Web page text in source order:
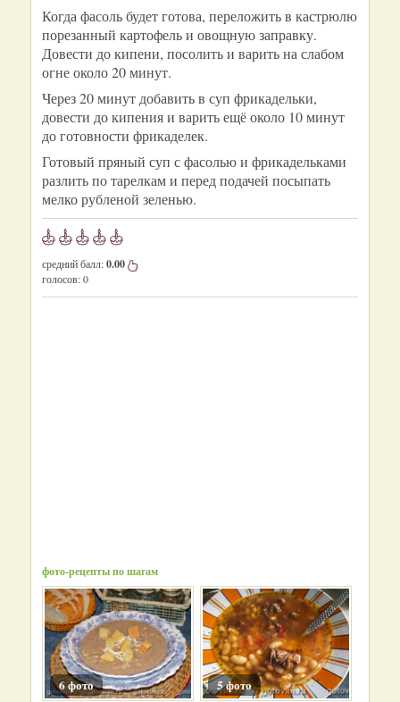
Когда фасоль будет готова, переложить в кастрюлю
порезанный картофель и овощную заправку.
Довести до кипени, посолить и варить на слабом
огне около 20 минут.
Через 20 минут добавить в суп фрикадельки,
довести до кипения и варить ещё около 10 минут
до готовности фрикаделек.
Готовый пряный суп с фасолью и фрикадельками
разлить по тарелкам и перед подачей посыпать
мелко рубленой зеленью.
средний балл:0.00
голосов:0
фото-рецепты по шагам
6 фото 5 фото